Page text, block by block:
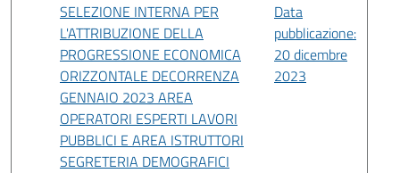
SELEZIONE INTERNA PER
L'ATTRIBUZIONE DELLA
PROGRESSIONE ECONOMICA
ORIZZONTALE DECORRENZA
GENNAIO 2023 AREA
OPERATORI ESPERTI LAVORI
PUBBLICI E AREA ISTRUTTORI
SEGRETERIA DEMOGRAFICI
Data
pubblicazione:
20 dicembre
2023